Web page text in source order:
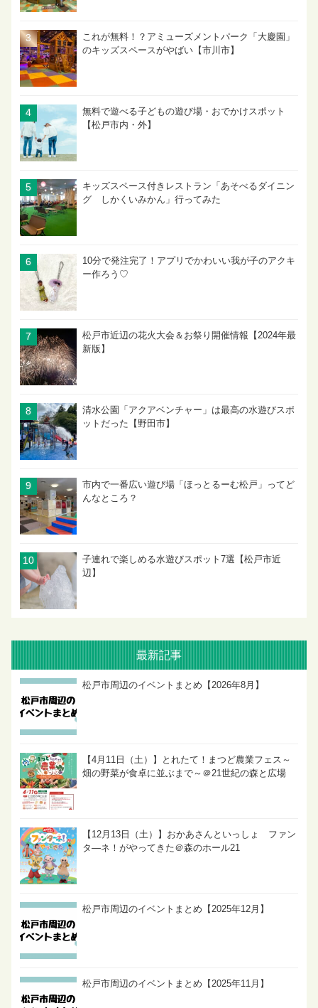
これが無料！？アミューズメントパーク「大慶園」
のキッズスペースがやばい【市川市】
無料で遊べる子どもの遊び場・おでかけスポット
【松戸市内・外】
キッズスペース付きレストラン「あそべるダイニン
グ しかくいみかん」行ってみた
10分で発注完了！アプリでかわいい我が子のアクキ
ー作ろう♡
松戸市近辺の花火大会＆お祭り開催情報【2024年最
新版】
清水公園「アクアベンチャー」は最高の水遊びスポ
ットだった【野田市】
市内で一番広い遊び場「ほっとるーむ松戸」ってど
んなところ？
子連れで楽しめる水遊びスポット7選【松戸市近
辺】
最新記事
松戸市周辺のイベントまとめ【2026年8月】
【4月11日（土）】とれたて！まつど農業フェス～
畑の野菜が食卓に並ぶまで～＠21世紀の森と広場
【12月13日（土）】おかあさんといっしょ ファン
タ―ネ！がやってきた＠森のホール21
松戸市周辺のイベントまとめ【2025年12月】
松戸市周辺のイベントまとめ【2025年11月】